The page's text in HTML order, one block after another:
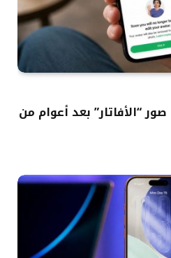
“الأفاتار” بعد أعوام من